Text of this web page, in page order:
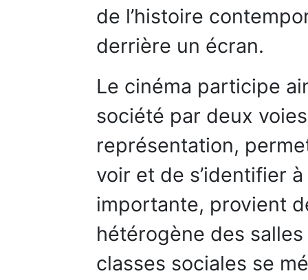
de l’histoire
derrière un écran.
Le cinéma participe
société par deux
représentation,
voir et de s’identifier
importante, provient
hétérogène des
classes sociales se